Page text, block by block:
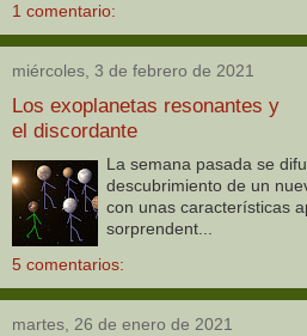
1 comentario:
miércoles, 3 de febrero de 2021
Los exoplanetas resonantes y
el discordante
La semana pasada se
descubrimiento de un
con unas características
sorprendent...
5 comentarios:
martes, 26 de enero de 2021